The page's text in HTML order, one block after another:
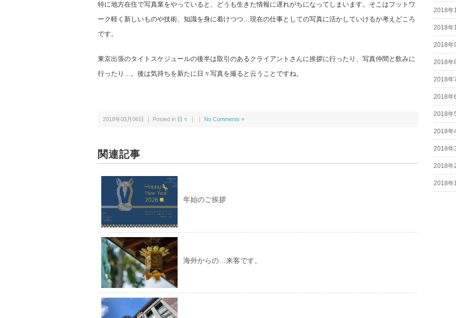
特に地方在住で写真業をやっていると、どうも生きた情報に遅れがちになってしまいます。そこはフットワ
ーク軽く新しいものや技術、知識を身に着けつつ…現在の仕事としての写真に活かしていけるか考えどころ
です。
東京出張のタイトスケジュールの後半は取引のあるクライアントさんに挨拶に行ったり、写真仲間と飲みに
行ったり…。後は気持ちを新たに日々写真を撮ると云うことですね。
2018年03月06日 ｜ Posted in 日々 ｜ ｜ No Comments »
関連記事
年始のご挨拶
海外からの…来客です。
2018年
2018年
2018年
2018年
2018年
2018年
2018年
2018年
2018年
2018年
2018年